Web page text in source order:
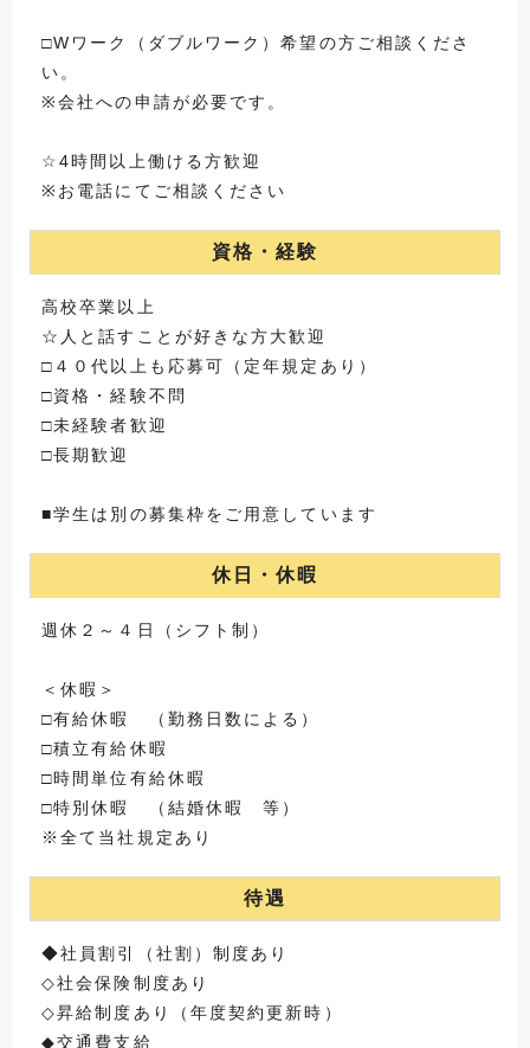
□Wワーク（ダブルワーク）希望の方ご相談くださ
い。
※会社への申請が必要です。
☆4時間以上働ける方歓迎
※お電話にてご相談ください
資格・経験
高校卒業以上
☆人と話すことが好きな方大歓迎
□４０代以上も応募可（定年規定あり）
□資格・経験不問
□未経験者歓迎
□長期歓迎
■学生は別の募集枠をご用意しています
休日・休暇
週休２～４日（シフト制）
＜休暇＞
□有給休暇 （勤務日数による）
□積立有給休暇
□時間単位有給休暇
□特別休暇 （結婚休暇 等）
※全て当社規定あり
待遇
◆社員割引（社割）制度あり
◇社会保険制度あり
◇昇給制度あり（年度契約更新時）
◆交通費支給